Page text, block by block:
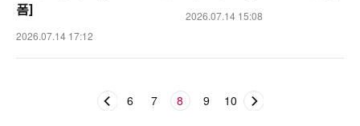
폼]
2026.07.14 17:12
2026.07.14 15:08
6 7 8 9 10